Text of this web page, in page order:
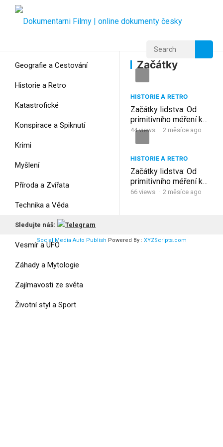
Geografie a Cestování
Historie a Retro
Katastrofické
Konspirace a Spiknutí
Krimi
Myšlení
Příroda a Zvířata
Technika a Věda
Válka a Armáda
Vesmír a UFO
Záhady a Mytologie
Zajímavosti ze světa
Životní styl a Sport
Začátky
Začátky
HISTORIE A RETRO
Začátky lidstva: Od
primitivního méření k
atomovým hodinám – 3
44views · 2 měsíce ago
HISTORIE A RETRO
Začátky lidstva: Od
primitivního méření k
atomovým hodinám – 2
66 views · 2 měsíce ago
Sledujte náš:
Social Media Auto Publish Powered By : XYZScripts.com